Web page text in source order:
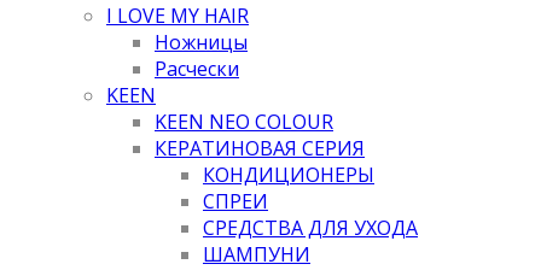
I LOVE MY HAIR
Ножницы
Расчески
KEEN
KEEN NEO COLOUR
КЕРАТИНОВАЯ СЕРИЯ
КОНДИЦИОНЕРЫ
СПРЕИ
СРЕДСТВА ДЛЯ УХОДА
ШАМПУНИ